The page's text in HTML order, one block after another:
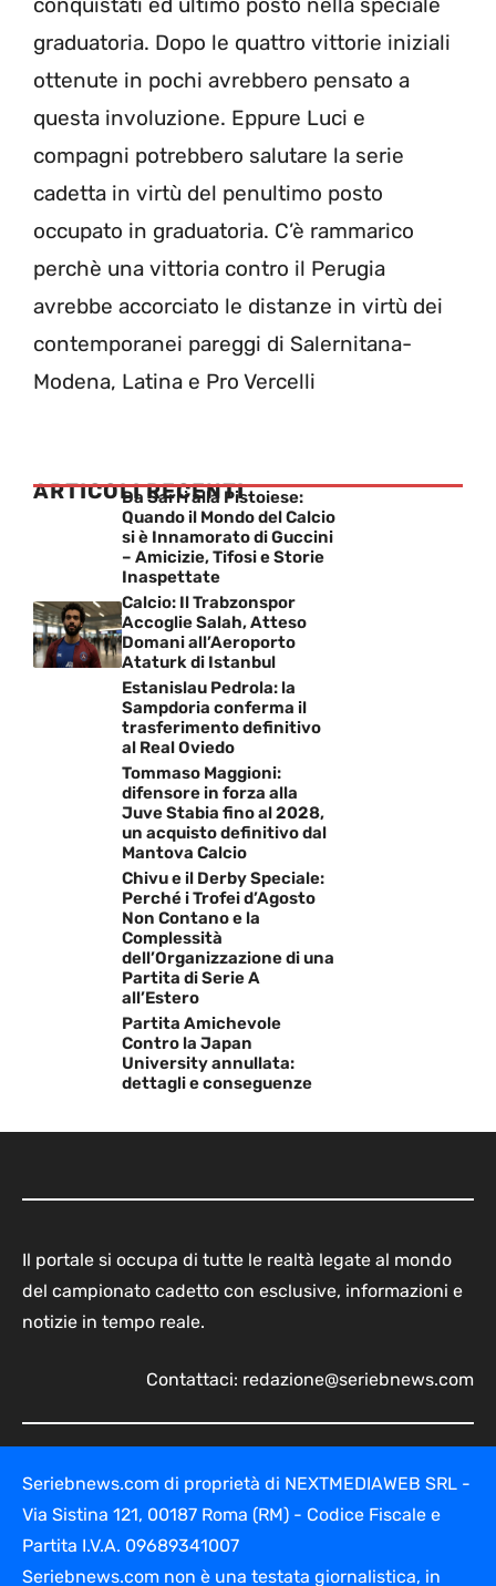
graduatoria. Dopo le quattro vittorie iniziali
ottenute in pochi avrebbero pensato a
questa involuzione. Eppure Luci e
compagni potrebbero salutare la serie
cadetta in virtù del penultimo posto
occupato in graduatoria. C’è rammarico
perchè una vittoria contro il Perugia
avrebbe accorciato le distanze in virtù dei
contemporanei pareggi di Salernitana-
Modena, Latina e Pro Vercelli
ARTICOLI RECENTI
Da Sarri alla Pistoiese:
Quando il Mondo del Calcio
si è Innamorato di Guccini
– Amicizie, Tifosi e Storie
Inaspettate
Calcio: Il Trabzonspor
Accoglie Salah, Atteso
Domani all’Aeroporto
Ataturk di Istanbul
Estanislau Pedrola: la
Sampdoria conferma il
trasferimento definitivo
al Real Oviedo
Tommaso Maggioni:
difensore in forza alla
Juve Stabia fino al 2028,
un acquisto definitivo dal
Mantova Calcio
Chivu e il Derby Speciale:
Perché i Trofei d’Agosto
Non Contano e la
Complessità
dell’Organizzazione di una
Partita di Serie A
all’Estero
Partita Amichevole
Contro la Japan
University annullata:
dettagli e conseguenze
Il portale si occupa di tutte le realtà legate al mondo
del campionato cadetto con esclusive, informazioni e
notizie in tempo reale.
Contattaci: redazione@seriebnews.com
Seriebnews.com di proprietà di NEXTMEDIAWEB SRL -
Via Sistina 121, 00187 Roma (RM) - Codice Fiscale e
Partita I.V.A. 09689341007
Seriebnews.com non è una testata giornalistica, in